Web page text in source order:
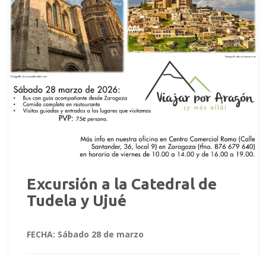
Excursión a la Catedral de
Tudela y Ujué
FECHA: Sábado 28 de marzo